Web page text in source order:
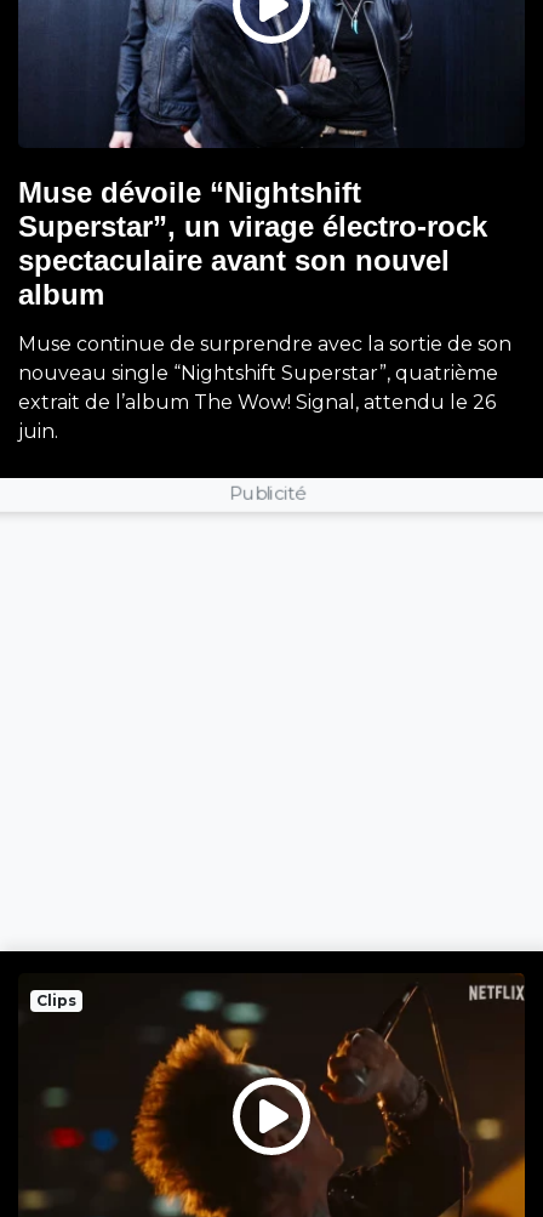
Muse dévoile “Nightshift
Superstar”, un virage électro-rock
spectaculaire avant son nouvel
album
Muse continue de surprendre avec la sortie de son
nouveau single “Nightshift Superstar”, quatrième
extrait de l’album The Wow! Signal, attendu le 26
juin.
Publicité
Clips